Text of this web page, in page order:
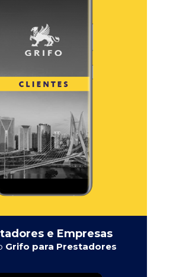
e Empresas
Grifo para Prestadores